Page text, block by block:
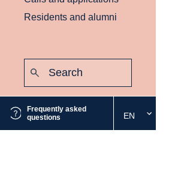
Residents and alumni
Frequently asked
questions
Select
the
EN